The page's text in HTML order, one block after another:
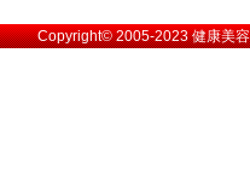
Copyright© 2005-2023健康美